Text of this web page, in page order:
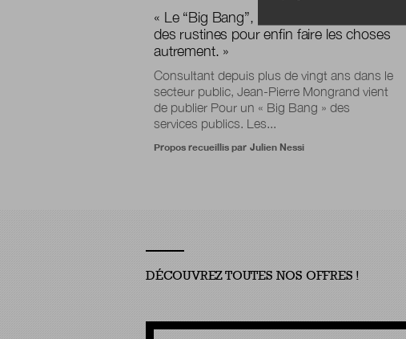
« Le “Big Bang”, c’est arrêter de coller
des rustines pour enfin faire les choses
autrement. »
Consultant depuis plus de vingt ans dans le
secteur public, Jean-Pierre Mongrand vient
de publier Pour un « Big Bang » des
services publics. Les...
Propos recueillis par Julien Nessi
DÉCOUVREZ TOUTES NOS OFFRES !